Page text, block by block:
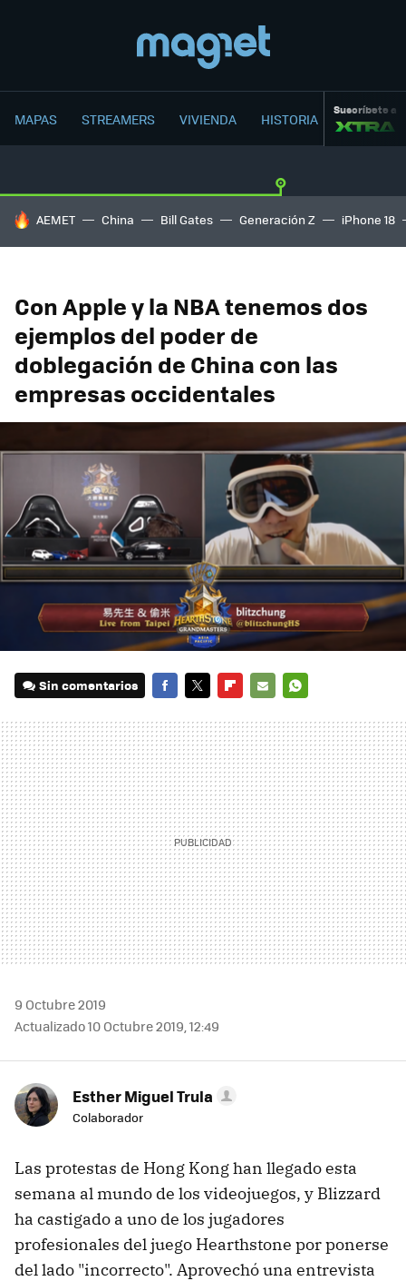
MAPAS STREAMERS VIVIENDA HISTORIA Suscríbete a
HOY SE HABLA DE
AEMET China Bill Gates Generación Z iPhone 18
Con Apple y la NBA tenemos dos
ejemplos del poder de
doblegación de China con las
empresas occidentales
Sin comentarios
MAIL
9 Octubre 2019
Actualizado 10 Octubre 2019, 12:49
Esther Miguel Trula
Colaborador
Las protestas de Hong Kong han llegado esta
semana al mundo de los videojuegos, y Blizzard
ha castigado a uno de los jugadores
profesionales del juego Hearthstone por ponerse
del lado "incorrecto". Aprovechó una entrevista